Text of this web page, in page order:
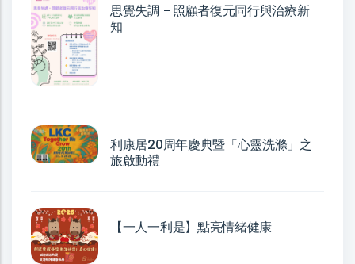
思覺失調 - 照顧者復元同行與治療新
知
利康居20周年慶典暨「心靈洗滌」之
旅啟動禮
【一人一利是】點亮情緒健康